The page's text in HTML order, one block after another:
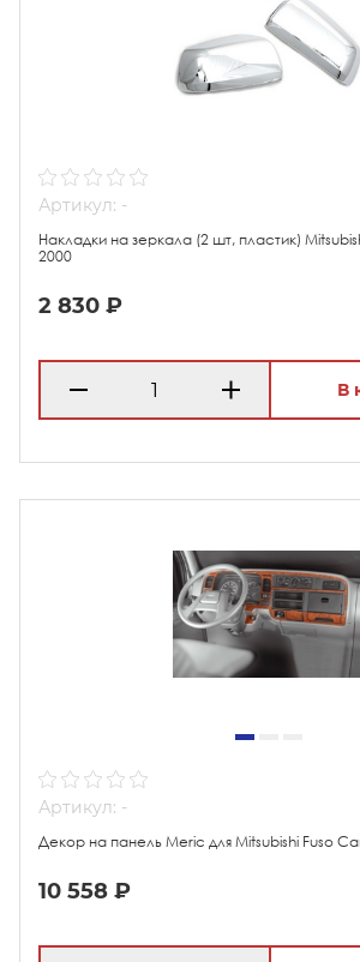
Артикул: -
Накладки на зеркала (2 шт, пластик)
2000
2 830 ₽
В
Артикул: -
Декор на панель Meric для Mitsubishi Fuso
10 558 ₽